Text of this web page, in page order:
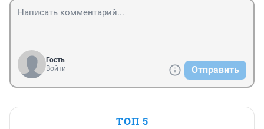
Гость
Войти
Отправить
ТОП 5